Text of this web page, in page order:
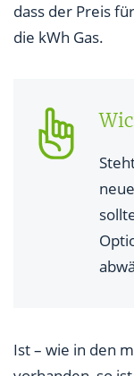
dass der Preis
die kWh Gas.
Ist – wie in den